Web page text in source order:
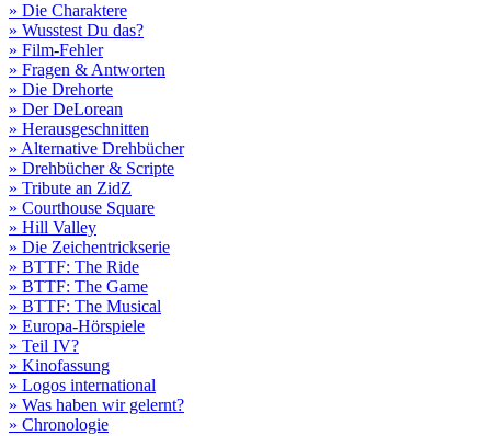
» Die Charaktere
» Wusstest Du das?
» Film-Fehler
» Fragen & Antworten
» Die Drehorte
» Der DeLorean
» Herausgeschnitten
» Alternative Drehbücher
» Drehbücher & Scripte
» Tribute an ZidZ
» Courthouse Square
» Hill Valley
» Die Zeichentrickserie
» BTTF: The Ride
» BTTF: The Game
» BTTF: The Musical
» Europa-Hörspiele
» Teil IV?
» Kinofassung
» Logos international
» Was haben wir gelernt?
» Chronologie